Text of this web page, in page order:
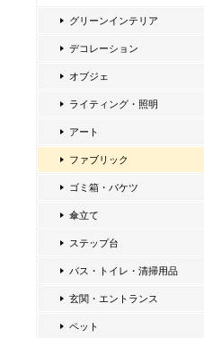
グリーンインテリア
デコレーション
オブジェ
ライティング・照明
アート
ファブリック
ゴミ箱・バケツ
傘立て
ステップ台
バス・トイレ・清掃用品
玄関・エントランス
ペット